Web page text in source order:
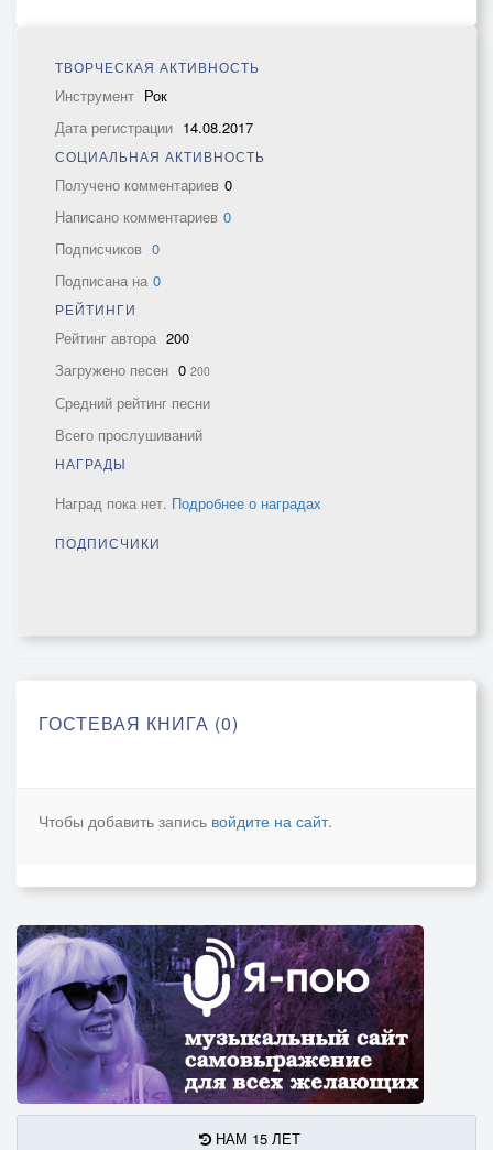
ТВОРЧЕСКАЯ АКТИВНОСТЬ
Инструмент Рок
Дата регистрации 14.08.2017
СОЦИАЛЬНАЯ АКТИВНОСТЬ
Получено комментариев 0
Написано комментариев 0
Подписчиков 0
Подписана на 0
РЕЙТИНГИ
Рейтинг автора 200
Загружено песен 0 200
Средний рейтинг песни
Всего прослушиваний
НАГРАДЫ
Наград пока нет. Подробнее о наградах
ПОДПИСЧИКИ
ГОСТЕВАЯ КНИГА (0)
Чтобы добавить запись войдите на сайт.
НАМ 15 ЛЕТ